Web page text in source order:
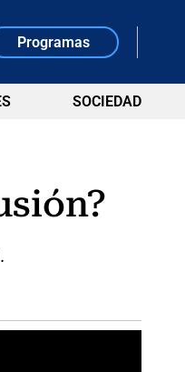
Programas
SOCIEDAD